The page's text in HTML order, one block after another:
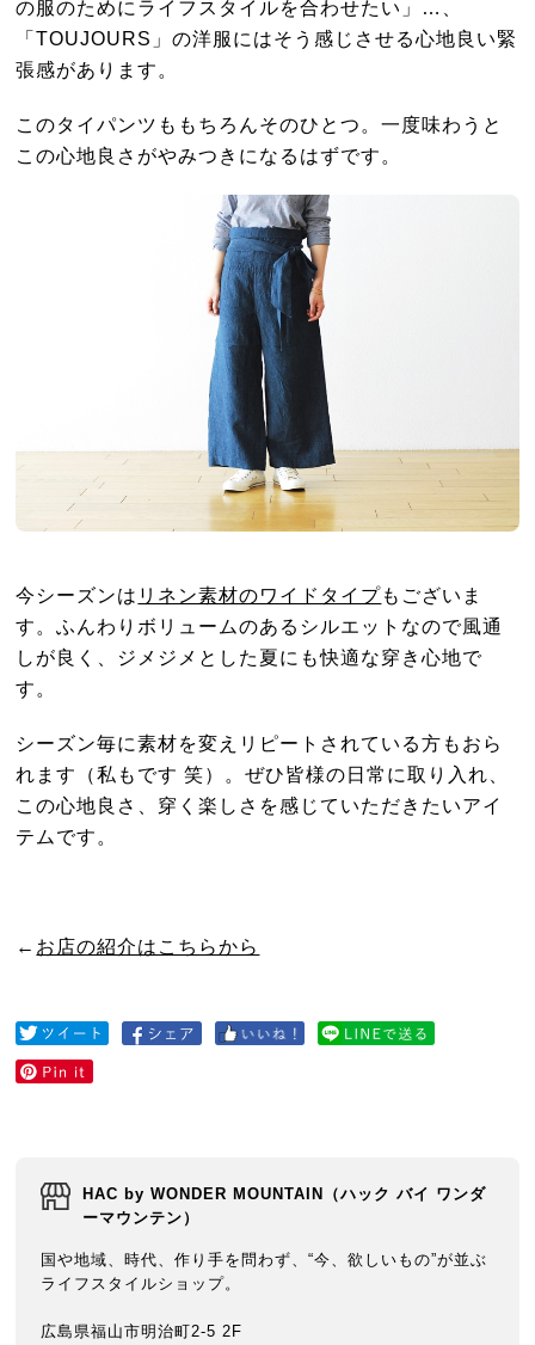
の服のためにライフスタイルを合わせたい」…、
「TOUJOURS」の洋服にはそう感じさせる心地良い緊
張感があります。
このタイパンツももちろんそのひとつ。一度味わうと
この心地良さがやみつきになるはずです。
今シーズンは リネン素材のワイドタイプもございま
す。ふんわりボリュームのあるシルエットなので風通
しが良く、ジメジメとした夏にも快適な穿き心地で
す。
シーズン毎に素材を変えリピートされている方もおら
れます（私もです 笑）。ぜひ皆様の日常に取り入れ、
この心地良さ、穿く楽しさを感じていただきたいアイ
テムです。
← お店の紹介はこちらから
HAC by WONDER MOUNTAIN（ハック バイ ワンダ
ーマウンテン）
国や地域、時代、作り手を問わず、“今、欲しいもの”が並ぶ
ライフスタイルショップ。
広島県福山市明治町2-5 2F